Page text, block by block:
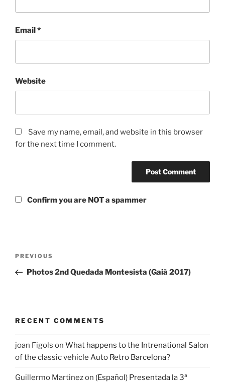
Email*
Website
Save my name, email, and website in this browser
for the next time I comment.
Confirm you are NOT a spammer
Previous
Post
PREVIOUS
Photos 2nd Quedada Montesista (Gaià 2017)
RECENT COMMENTS
joan Figols on What happens to the Intrenational Salon
of the classic vehicle Auto Retro Barcelona?
Guillermo Martinezon (Español) Presentada la 3ª